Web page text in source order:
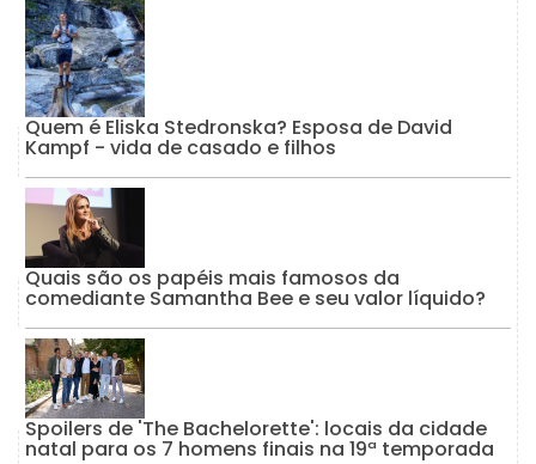
Quem é Eliska Stedronska? Esposa de David
Kampf - vida de casado e filhos
Quais são os papéis mais famosos da
comediante Samantha Bee e seu valor líquido?
Spoilers de 'The Bachelorette': locais da cidade
natal para os 7 homens finais na 19ª temporada